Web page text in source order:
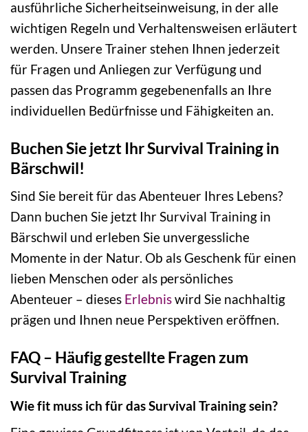
ausführliche Sicherheitseinweisung, in der alle
wichtigen Regeln und Verhaltensweisen erläutert
werden. Unsere Trainer stehen Ihnen jederzeit
für Fragen und Anliegen zur Verfügung und
passen das Programm gegebenenfalls an Ihre
individuellen Bedürfnisse und Fähigkeiten an.
Buchen Sie jetzt Ihr Survival Training in
Bärschwil!
Sind Sie bereit für das Abenteuer Ihres Lebens?
Dann buchen Sie jetzt Ihr Survival Training in
Bärschwil und erleben Sie unvergessliche
Momente in der Natur. Ob als Geschenk für einen
lieben Menschen oder als persönliches
Abenteuer – dieses Erlebniswird Sie nachhaltig
prägen und Ihnen neue Perspektiven eröffnen.
FAQ – Häufig gestellte Fragen zum
Survival Training
Wie fit muss ich für das Survival Training sein?